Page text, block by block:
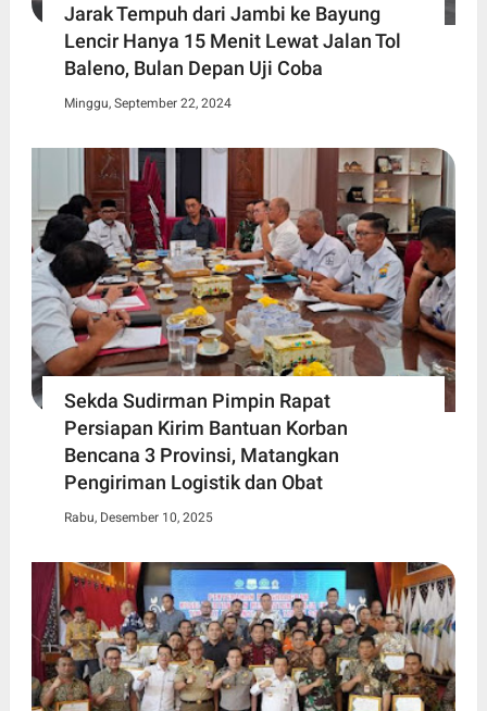
Jarak Tempuh dari Jambi ke Bayung
Lencir Hanya 15 Menit Lewat Jalan Tol
Baleno, Bulan Depan Uji Coba
Minggu, September 22, 2024
Sekda Sudirman Pimpin Rapat
Persiapan Kirim Bantuan Korban
Bencana 3 Provinsi, Matangkan
Pengiriman Logistik dan Obat
Rabu, Desember 10, 2025